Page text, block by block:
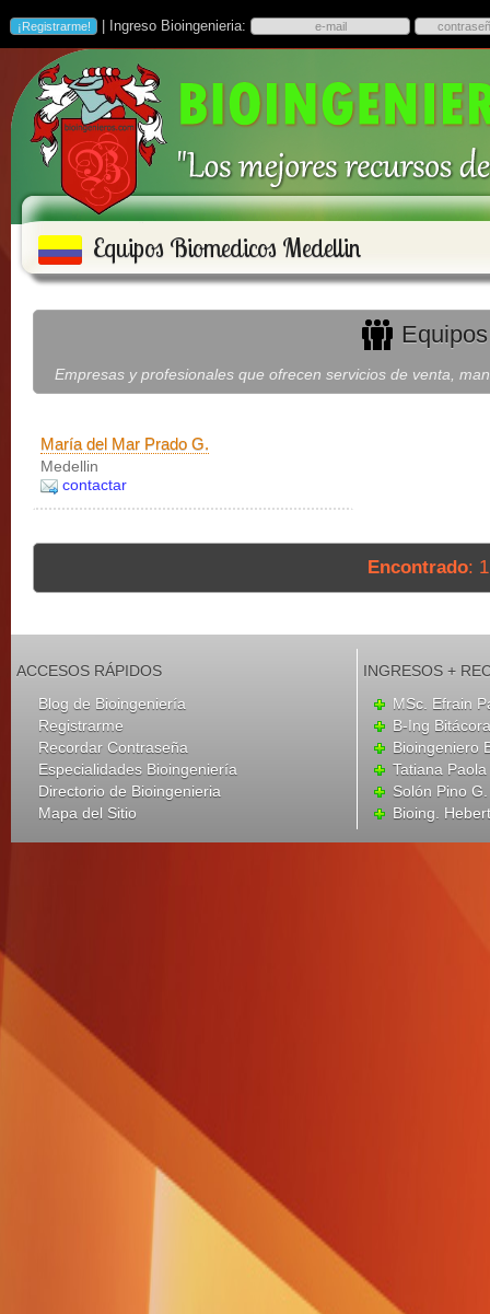
| Ingreso Bioingenieria:
Equipos Biomedicos Medellin
Empresas y profesionales que ofrecen servicios de venta,
María del Mar Prado G.
Medellin
contactar
Encontrado:
ACCESOS RÁPIDOS
Blog de Bioingeniería
Registrarme
Recordar Contraseña
Especialidades Bioingeniería
Directorio de Bioingenieria
Mapa del Sitio
INGRESOS +
MSc. Efrain
B-Ing
Bioingeniero
Tatiana Paola
Solón Pino
Bioing.